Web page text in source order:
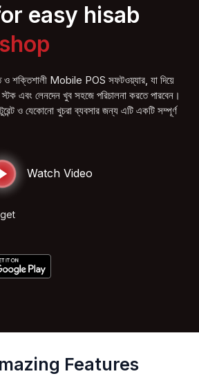
easy hisab
shop
Mobile POS সফটওয়্যার, যা দিয়ে
এবং লেনদেন খুব সহজে পরিচালনা করতে পারবেন।
ও যেকোনো খুচরা ব্যবসার জন্য এটি একটি সম্পূর্ণ
Watch Video
Features